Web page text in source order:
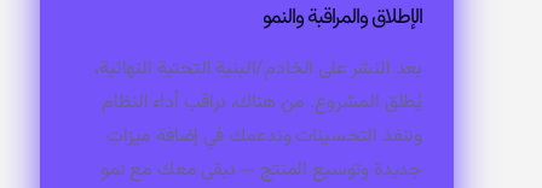
الإطلاق والمراقبة والنمو
بعد النشر على الخادم/البنية التحتية النهائية،
يُطلق المشروع. من هناك، نراقب أداء النظام
وننفذ التحسينات وندعمك في إضافة ميزات
جديدة وتوسيع المنتج — نبقى معك مع نمو